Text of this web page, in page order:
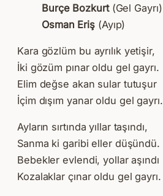
Burçe Bozkurt(Gel Gayrı)
Osman Eriş (Ayıp)
Kara gözlüm bu ayrılık yetişir,
İki gözüm pınar oldu gel gayrı.
Elim değse akan sular tutuşur
İçim dışım yanar oldu gel gayrı.
Ayların sırtında yıllar taşındı,
Sanma ki garibi eller düşündü.
Bebekler evlendi, yollar aşındı
Kozalaklar çınar oldu gel gayrı.